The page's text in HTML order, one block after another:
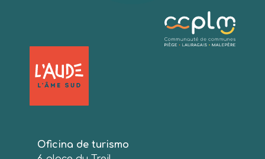
Oficina de turismo